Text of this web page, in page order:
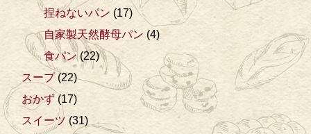
捏ねないパン(17)
自家製天然酵母パン(4)
食パン (22)
スープ(22)
おかず (17)
スイーツ (31)